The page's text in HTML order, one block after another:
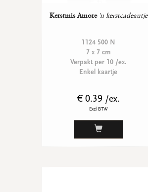
Kerstmis Amore 'n kerstcadeautje
1124 500 N
7 x 7 cm
Verpakt per 10 /ex.
Enkel kaartje
€ 0.39 /ex.
Excl BTW